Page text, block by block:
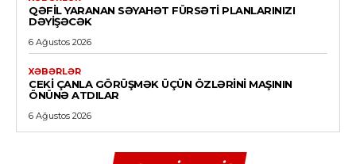
QƏFIL YARANAN SƏYAHƏT FÜRSƏTI PLANLARINIZI
DƏYIŞƏCƏK
6 Ağustos 2026
XƏBƏRLƏR
CEKI ÇANLA GÖRÜŞMƏK ÜÇÜN ÖZLƏRINI MAŞININ
ÖNÜNƏ ATDILAR
6 Ağustos 2026